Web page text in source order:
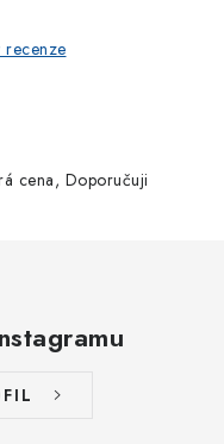
recenze
cena, Doporučuji